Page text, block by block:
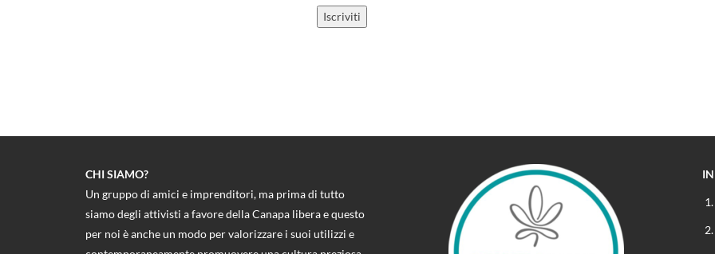
CHI SIAMO?
Un gruppo di amici e imprenditori, ma prima di tutto
siamo degli attivisti a favore della Canapa libera e questo
per noi è anche un modo per valorizzare i suoi utilizzi e